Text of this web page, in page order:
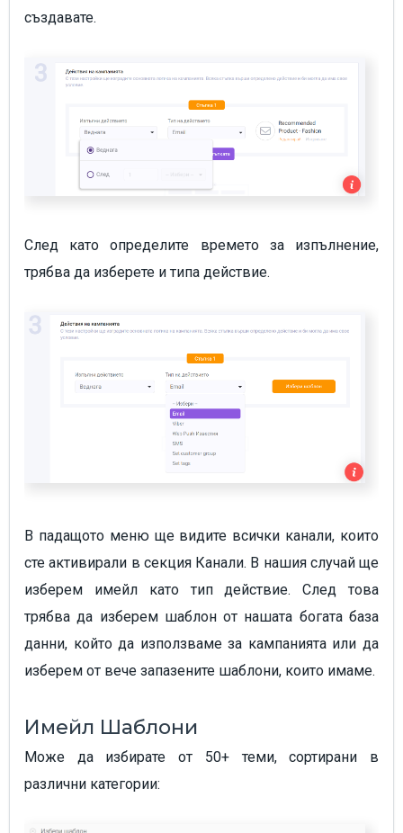
създавате.
След като определите времето за изпълнение,
трябва да изберете и типа действие.
В падащото меню ще видите всички канали, които
сте активирали в секция Канали. В нашия случай ще
изберем имейл като тип действие. След това
трябва да изберем шаблон от нашата богата база
данни, който да използваме за кампанията или да
изберем от вече запазените шаблони, които имаме.
Имейл Шаблони
Може да избирате от 50+ теми, сортирани в
различни категории: